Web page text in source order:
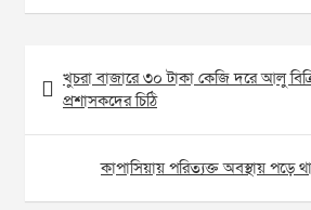
navigation
খুচরা বাজারে ৩০ টাকা কেজি দরে আলু
প্রশাসকদের চিঠি
কাপাসিয়ায় পরিত্যক্ত অবস্থায় পড়ে